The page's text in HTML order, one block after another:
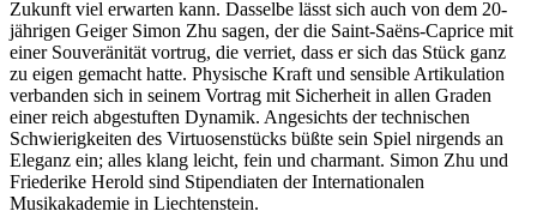
Zukunft viel erwarten kann. Dasselbe lässt sich auch von dem 20-
jährigen Geiger Simon Zhu sagen, der die Saint-Saëns-Caprice mit
einer Souveränität vortrug, die verriet, dass er sich das Stück ganz
zu eigen gemacht hatte. Physische Kraft und sensible Artikulation
verbanden sich in seinem Vortrag mit Sicherheit in allen Graden
einer reich abgestuften Dynamik. Angesichts der technischen
Schwierigkeiten des Virtuosenstücks büßte sein Spiel nirgends an
Eleganz ein; alles klang leicht, fein und charmant. Simon Zhu und
Friederike Herold sind Stipendiaten der Internationalen
Musikakademie in Liechtenstein.